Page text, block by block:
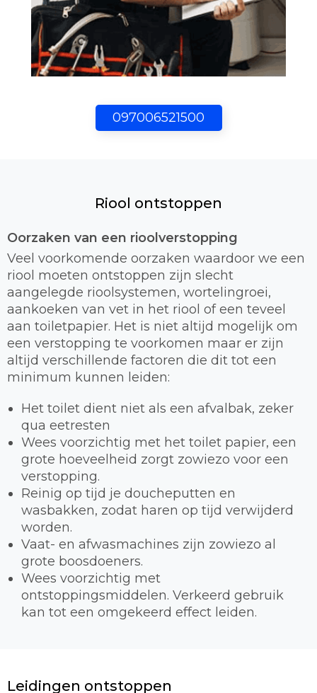
097006521500
Riool ontstoppen
Oorzaken van een rioolverstopping
Veel voorkomende oorzaken waardoor we een
riool moeten ontstoppen zijn slecht
aangelegde rioolsystemen, wortelingroei,
aankoeken van vet in het riool of een teveel
aan toiletpapier. Het is niet altijd mogelijk om
een verstopping te voorkomen maar er zijn
altijd verschillende factoren die dit tot een
minimum kunnen leiden:
Het toilet dient niet als een afvalbak, zeker
qua eetresten
Wees voorzichtig met het toilet papier, een
grote hoeveelheid zorgt zowiezo voor een
verstopping.
Reinig op tijd je doucheputten en
wasbakken, zodat haren op tijd verwijderd
worden.
Vaat- en afwasmachines zijn zowiezo al
grote boosdoeners.
Wees voorzichtig met
ontstoppingsmiddelen. Verkeerd gebruik
kan tot een omgekeerd effect leiden.
Leidingen ontstoppen